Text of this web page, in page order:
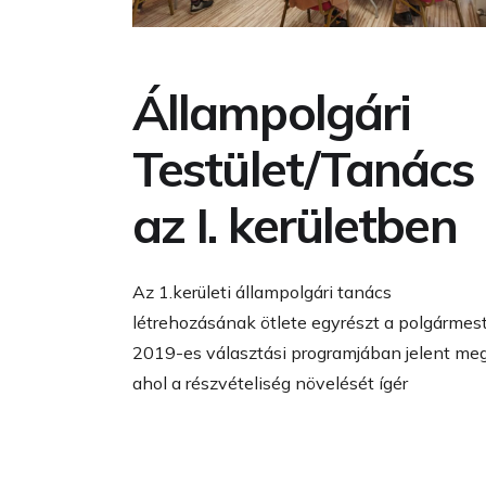
Állampolgári
Testület/Tanács
az I. kerületben
Az 1.kerületi állampolgári tanács
létrehozásának ötlete egyrészt a
2019-es választási programjában jelent
ahol a részvételiség növelését ígér